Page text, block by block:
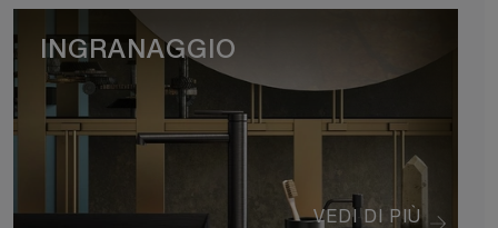
VEDI DI PIÙ
INGRANAGGIO